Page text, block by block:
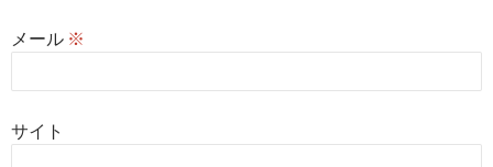
メール ※
サイト